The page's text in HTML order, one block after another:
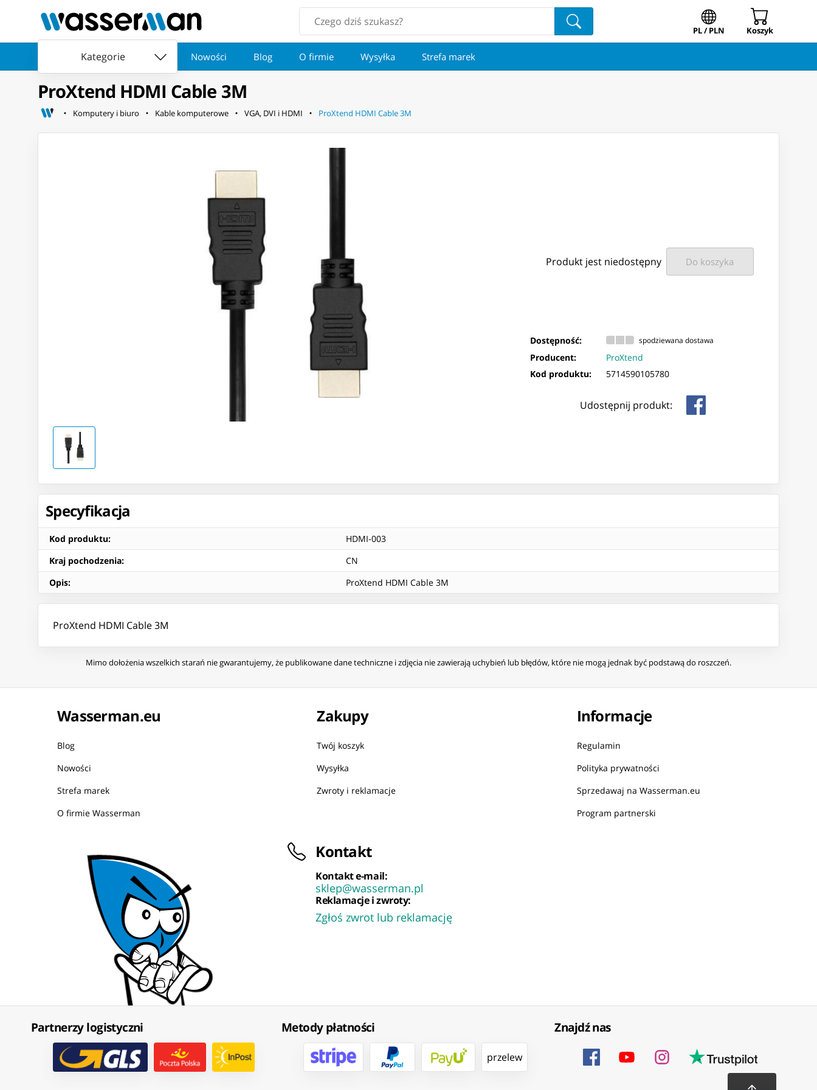
PL / PLN Koszyk
Kategorie Nowości Blog O firmie Wysyłka Strefa marek
ProXtend HDMI Cable 3M
Komputery i biuro Kable komputerowe VGA, DVI i HDMI ProXtend HDMI Cable 3M
Produkt jest niedostępny Do koszyka
Dostępność: spodziewana dostawa
Producent:
ProXtend
Kod produktu:
5714590105780
Udostępnij produkt:
Specyfikacja
Kod produktu:
HDMI-003
Kraj pochodzenia:
CN
Opis: ProXtend HDMI Cable 3M
ProXtend HDMI Cable 3M
Mimo dołożenia wszelkich starań nie gwarantujemy, że publikowane dane techniczne i zdjęcia nie zawierają uchybień lub błędów, które nie mogą jednak być podstawą do roszczeń.
Wasserman.eu
Blog
Nowości
Strefa marek
O firmie Wasserman
Zakupy
Twój koszyk
Wysyłka
Zwroty i reklamacje
Informacje
Regulamin
Polityka prywatności
Sprzedawaj na Wasserman.eu
Program partnerski
Kontakt
Kontakt e-mail:
sklep@wasserman.pl
Reklamacje i zwroty:
Zgłoś zwrot lub reklamację
Partnerzy logistyczni Metody płatności
przelew
Znajdź nas